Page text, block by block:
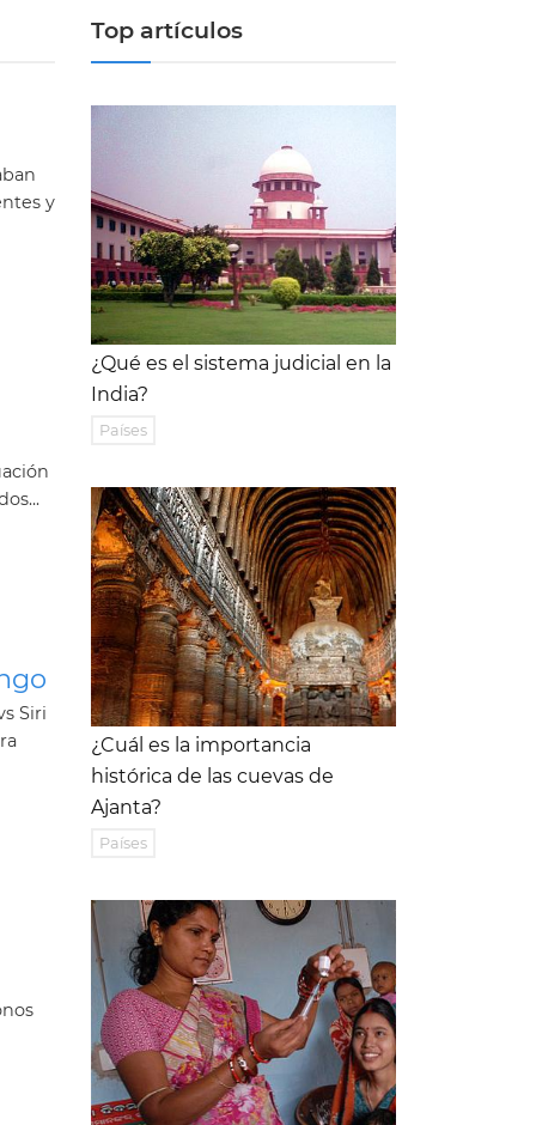
y
Siri
Top artículos
¿Qué es el sistema judicial en la
India?
Países
¿Cuál es la importancia
histórica de las cuevas de
Ajanta?
Países